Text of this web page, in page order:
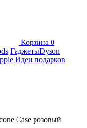
Корзина 0
ГаджетыDyson
Идеи подарков
Case розовый